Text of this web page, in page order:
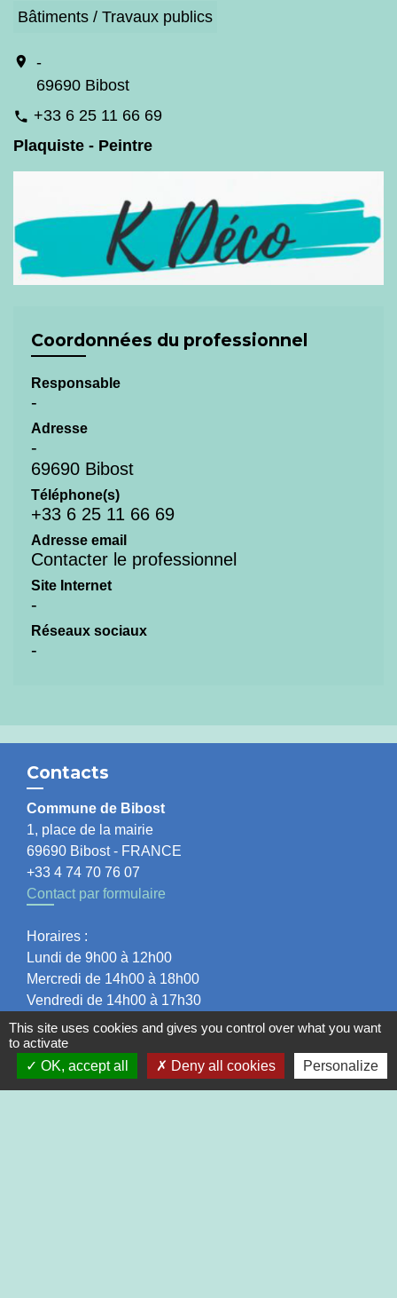
Bâtiments / Travaux publics
location_on
-
69690 Bibost
phone +33 6 25 11 66 69
Plaquiste - Peintre
Coordonnées du professionnel
Responsable
-
Adresse
-
69690 Bibost
Téléphone(s)
+33 6 25 11 66 69
Adresse email
Contacter le professionnel
Site Internet
-
Réseaux sociaux
-
Contacts
Commune de Bibost
1, place de la mairie
69690 Bibost - FRANCE
+33 4 74 70 76 07
Contact par formulaire
Horaires :
Lundi de 9h00 à 12h00
Mercredi de 14h00 à 18h00
Vendredi de 14h00 à 17h30
This site uses cookies and gives you control over what you want
to activate
OK, accept all
Deny all cookies Personalize